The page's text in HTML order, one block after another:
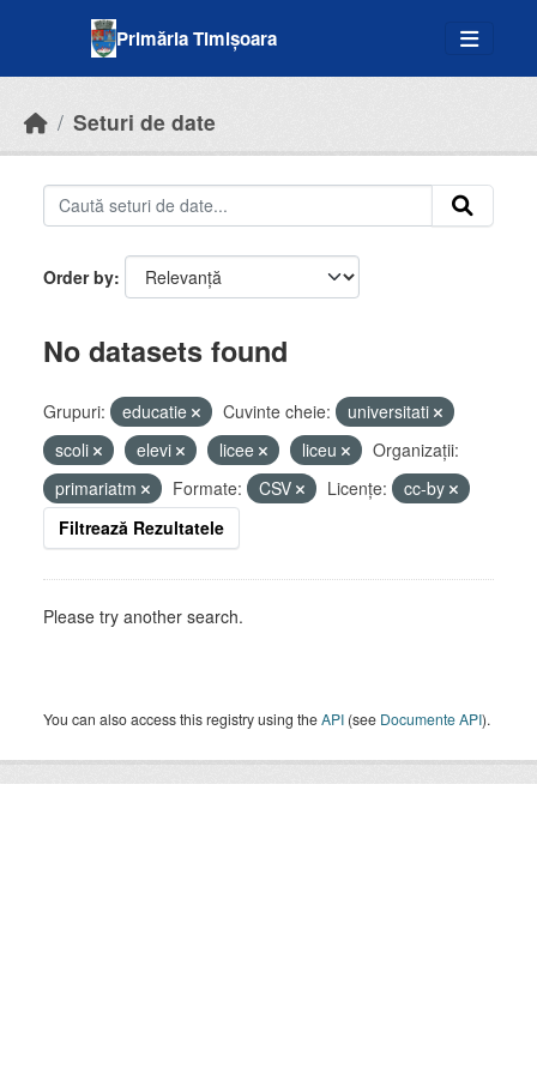
Primăria Timișoara
Seturi de date
Order by
No datasets found
Grupuri: educatie Cuvinte cheie:
universitati
scoli
elevi licee liceu
Organizații:
primariatm
Formate: CSV Licenţe:
cc-by
Filtrează Rezultatele
Please try another search.
You can also access this registry using theAPI (see Documente API).